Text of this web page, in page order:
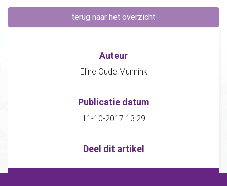
terug naar het overzicht
Auteur
Eline Oude Munnink
Publicatie datum
11-10-2017 13:29
Deel dit artikel